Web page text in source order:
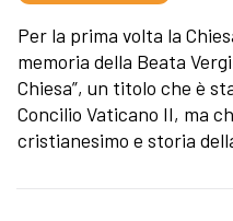
Per la prima volta la
memoria della Beata
Chiesa”, un titolo che è
Concilio Vaticano II, ma
cristianesimo e storia